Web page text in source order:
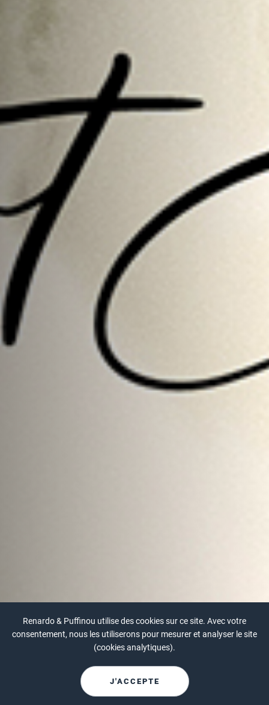
Renardo & Puffinou utilise des cookies sur ce site. Avec votre
consentement, nous les utiliserons pour mesurer et analyser le site
(cookies analytiques).
J'ACCEPTE